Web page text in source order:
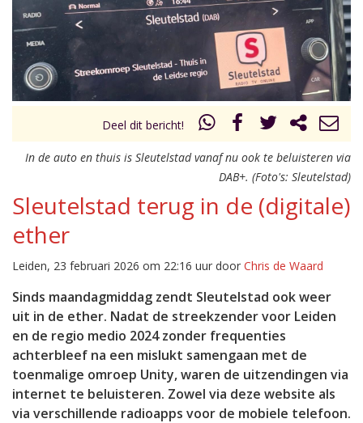
Deel dit bericht!
In de auto en thuis is Sleutelstad vanaf nu ook te beluisteren via
DAB+. (Foto's: Sleutelstad)
Sleutelstad terug in de (digitale)
ether
Leiden, 23 februari 2026 om 22:16 uur door Chris de Waard
Sinds maandagmiddag zendt Sleutelstad ook weer
uit in de ether. Nadat de streekzender voor Leiden
en de regio medio 2024 zonder frequenties
achterbleef na een mislukt samengaan met de
toenmalige omroep Unity, waren de uitzendingen via
internet te beluisteren. Zowel via deze website als
via verschillende radioapps voor de mobiele telefoon.